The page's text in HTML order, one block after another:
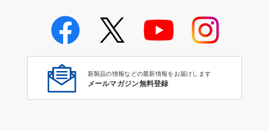
液晶保護フィルム
新製品の情報などの最新情報をお届けします
メールマガジン無料登録